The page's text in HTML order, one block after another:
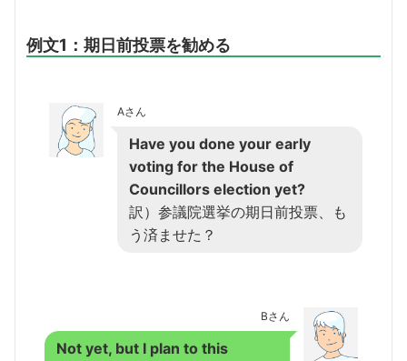
例文1：期日前投票を勧める
Aさん
Have you done your early
voting for the House of
Councillors election yet?
訳）参議院選挙の期日前投票、も
う済ませた？
Bさん
Not yet, but I plan to this